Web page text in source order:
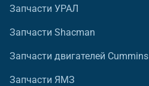
Запчасти УРАЛ
Запчасти Shacman
Запчасти двигателей Cummins
Запчасти ЯМЗ